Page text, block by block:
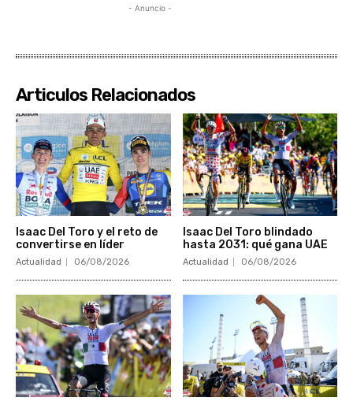
- Anuncio -
Articulos Relacionados
Isaac Del Toro y el reto de
convertirse en líder
Actualidad 06/08/2026
Isaac Del Toro blindado
hasta 2031: qué gana UAE
Actualidad 06/08/2026